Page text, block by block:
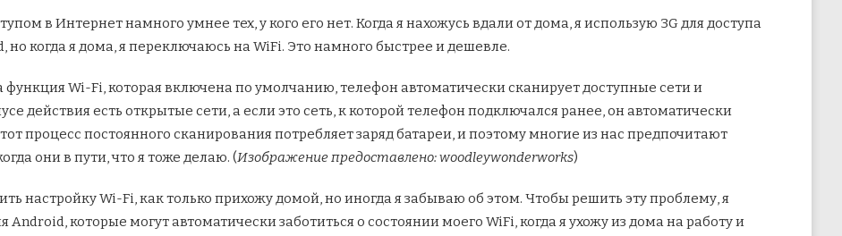
в Интернет намного умнее тех, у кого его нет. Когда я нахожусь вдали от дома, я использую 3G для доступа
когда я дома, я переключаюсь на WiFi. Это намного быстрее и дешевле.
Wi-Fi, которая включена по умолчанию, телефон автоматически сканирует доступные сети и
действия есть открытые сети, а если это сеть, к которой телефон подключался ранее, он автоматически
процесс постоянного сканирования потребляет заряд батареи, и поэтому многие из нас предпочитают
они в пути, что я тоже делаю. (Изображение предоставлено: woodleywonderworks)
настройку Wi-Fi, как только прихожу домой, но иногда я забываю об этом. Чтобы решить эту проблему, я
Android, которые могут автоматически заботиться о состоянии моего WiFi, когда я ухожу из дома на работу и